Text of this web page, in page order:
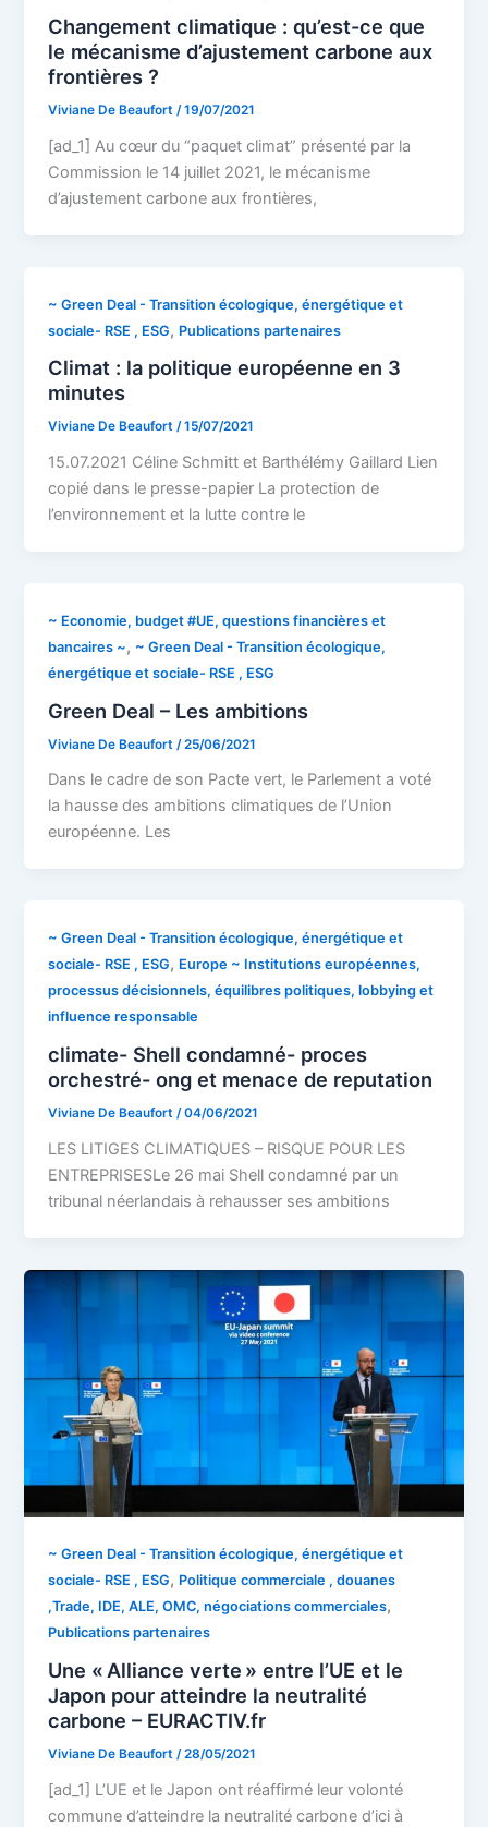
Changement climatique : qu’est-ce que
le mécanisme d’ajustement carbone aux
frontières ?
Viviane De Beaufort/19/07/2021
[ad_1] Au cœur du “paquet climat” présenté par la
Commission le 14 juillet 2021, le mécanisme
d’ajustement carbone aux frontières,
~ Green Deal - Transition écologique, énergétique et
sociale- RSE , ESG, Publications partenaires
Climat : la politique européenne en 3
minutes
Viviane De Beaufort/15/07/2021
15.07.2021 Céline Schmitt et Barthélémy Gaillard Lien
copié dans le presse-papier La protection de
l’environnement et la lutte contre le
~ Economie, budget #UE, questions financières et
bancaires ~, ~ Green Deal - Transition écologique,
énergétique et sociale- RSE , ESG
Green Deal – Les ambitions
Viviane De Beaufort /25/06/2021
Dans le cadre de son Pacte vert, le Parlement a voté
la hausse des ambitions climatiques de l’Union
européenne. Les
~ Green Deal - Transition écologique, énergétique et
sociale- RSE , ESG, Europe ~ Institutions européennes,
processus décisionnels, équilibres politiques, lobbying et
influence responsable
climate- Shell condamné- proces
orchestré- ong et menace de reputation
Viviane De Beaufort/04/06/2021
LES LITIGES CLIMATIQUES – RISQUE POUR LES
ENTREPRISESLe 26 mai Shell condamné par un
tribunal néerlandais à rehausser ses ambitions
~ Green Deal - Transition écologique, énergétique et
sociale- RSE , ESG, Politique commerciale , douanes
,Trade, IDE, ALE, OMC, négociations commerciales,
Publications partenaires
Une « Alliance verte » entre l’UE et le
Japon pour atteindre la neutralité
carbone – EURACTIV.fr
Viviane De Beaufort/28/05/2021
[ad_1] L’UE et le Japon ont réaffirmé leur volonté
commune d’atteindre la neutralité carbone d’ici à